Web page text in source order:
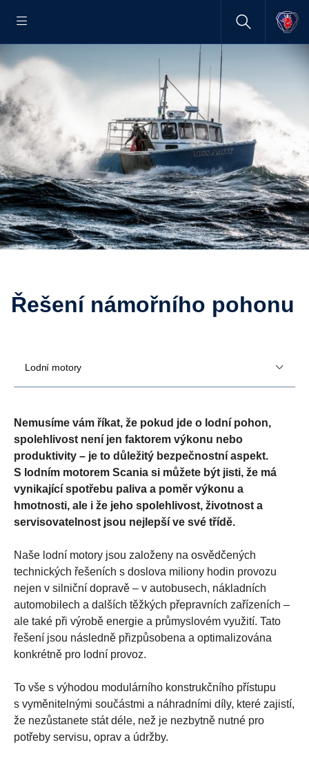
Řešení námořního pohonu
Lodní motory
Nemusíme vám říkat, že pokud jde o lodní pohon,
spolehlivost není jen faktorem výkonu nebo
produktivity – je to důležitý bezpečnostní aspekt.
S lodním motorem Scania si můžete být jisti, že má
vynikající spotřebu paliva a poměr výkonu a
hmotnosti, ale i že jeho spolehlivost, životnost a
servisovatelnost jsou nejlepší ve své třídě.
Naše lodní motory jsou založeny na osvědčených
technických řešeních s doslova miliony hodin provozu
nejen v silniční dopravě – v autobusech, nákladních
automobilech a dalších těžkých přepravních zařízeních –
ale také při výrobě energie a průmyslovém využití. Tato
řešení jsou následně přizpůsobena a optimalizována
konkrétně pro lodní provoz.
To vše s výhodou modulárního konstrukčního přístupu
s vyměnitelnými součástmi a náhradními díly, které zajistí,
že nezůstanete stát déle, než je nezbytně nutné pro
potřeby servisu, oprav a údržby.